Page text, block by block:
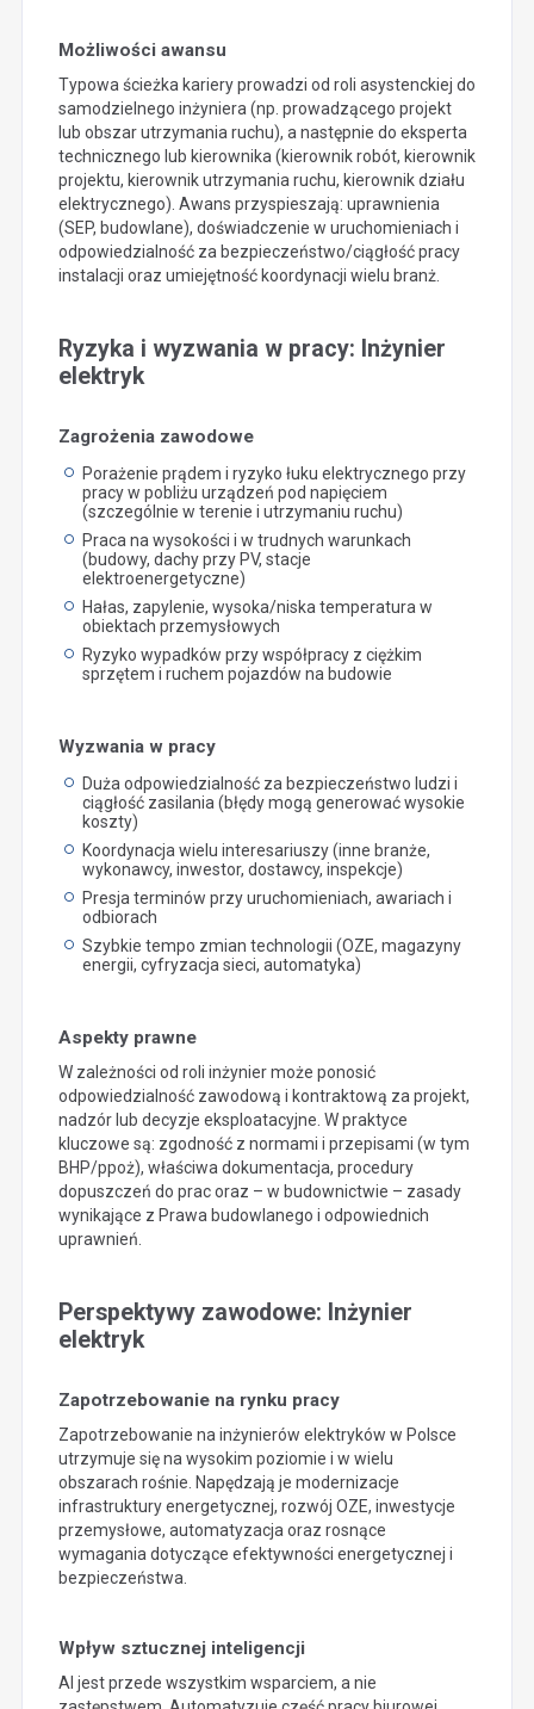
Możliwości awansu
Typowa ścieżka kariery prowadzi od roli asystenckiej do
samodzielnego inżyniera (np. prowadzącego projekt
lub obszar utrzymania ruchu), a następnie do eksperta
technicznego lub kierownika (kierownik robót, kierownik
projektu, kierownik utrzymania ruchu, kierownik działu
elektrycznego). Awans przyspieszają: uprawnienia
(SEP, budowlane), doświadczenie w uruchomieniach i
odpowiedzialność za bezpieczeństwo/ciągłość pracy
instalacji oraz umiejętność koordynacji wielu branż.
Ryzyka i wyzwania w pracy: Inżynier
elektryk
Zagrożenia zawodowe
Porażenie prądem i ryzyko łuku elektrycznego przy
pracy w pobliżu urządzeń pod napięciem
(szczególnie w terenie i utrzymaniu ruchu)
Praca na wysokości i w trudnych warunkach
(budowy, dachy przy PV, stacje
elektroenergetyczne)
Hałas, zapylenie, wysoka/niska temperatura w
obiektach przemysłowych
Ryzyko wypadków przy współpracy z ciężkim
sprzętem i ruchem pojazdów na budowie
Wyzwania w pracy
Duża odpowiedzialność za bezpieczeństwo ludzi i
ciągłość zasilania (błędy mogą generować wysokie
koszty)
Koordynacja wielu interesariuszy (inne branże,
wykonawcy, inwestor, dostawcy, inspekcje)
Presja terminów przy uruchomieniach, awariach i
odbiorach
Szybkie tempo zmian technologii (OZE, magazyny
energii, cyfryzacja sieci, automatyka)
Aspekty prawne
W zależności od roli inżynier może ponosić
odpowiedzialność zawodową i kontraktową za projekt,
nadzór lub decyzje eksploatacyjne. W praktyce
kluczowe są: zgodność z normami i przepisami (w tym
BHP/ppoż), właściwa dokumentacja, procedury
dopuszczeń do prac oraz – w budownictwie – zasady
wynikające z Prawa budowlanego i odpowiednich
uprawnień.
Perspektywy zawodowe: Inżynier
elektryk
Zapotrzebowanie na rynku pracy
Zapotrzebowanie na inżynierów elektryków w Polsce
utrzymuje się na wysokim poziomie i w wielu
obszarach rośnie. Napędzają je modernizacje
infrastruktury energetycznej, rozwój OZE, inwestycje
przemysłowe, automatyzacja oraz rosnące
wymagania dotyczące efektywności energetycznej i
bezpieczeństwa.
Wpływ sztucznej inteligencji
AI jest przede wszystkim wsparciem, a nie